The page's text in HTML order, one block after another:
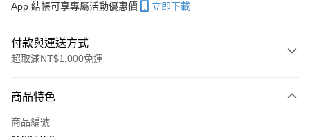
App 結帳可享專屬活動優惠價 立即下載
付款與運送方式
超取滿NT$1,000免運
信用卡一次付款
LINE Pay
商品特色
商品編號